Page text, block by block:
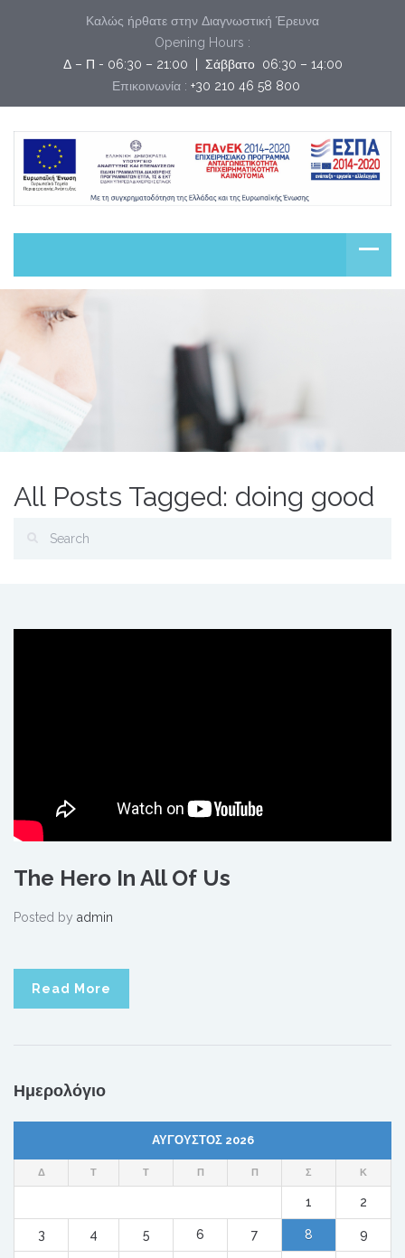
Καλώς ήρθατε στην Διαγνωστική Έρευνα
Opening Hours :
Δ – Π - 06:30 – 21:00  |  Σάββατο  06:30 – 14:00
Επικοινωνία : +30 210 46 58 800
All Posts Tagged: doing good
The Hero In All Of Us
Posted by admin
Read More
Ημερολόγιο
ΑΎΓΟΥΣΤΟΣ 2026
Δ Τ Τ Π Π Σ Κ
1 2
3 4 5 6 7 8 9